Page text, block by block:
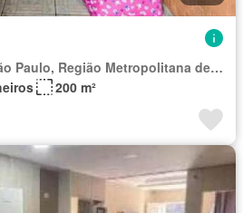
Região Imediata de São Paulo, Região Metropolitana de São Paulo
200 m²